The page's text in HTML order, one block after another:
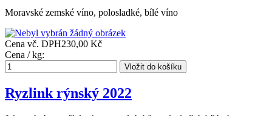
Moravské zemské víno, polosladké, bílé víno
Cena vč. DPH230,00 Kč
Cena / kg:
Ryzlink rýnský 2022